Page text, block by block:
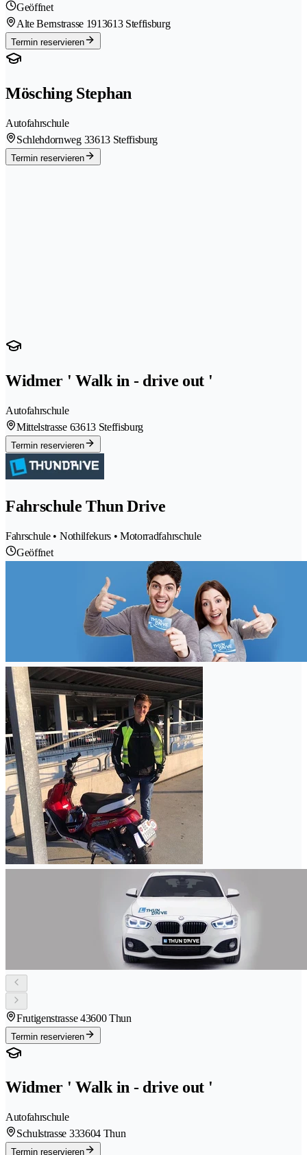
Geöffnet
Alte Bernstrasse 1913613 Steffisburg
Termin reservieren
Mösching Stephan
Autofahrschule
Schlehdornweg 33613 Steffisburg
Termin reservieren
Widmer ' Walk in - drive out '
Autofahrschule
Mittelstrasse 63613 Steffisburg
Termin reservieren
Fahrschule Thun Drive
Fahrschule • Nothilfekurs • Motorradfahrschule
Geöffnet
Frutigenstrasse 43600 Thun
Termin reservieren
Widmer ' Walk in - drive out '
Autofahrschule
Schulstrasse 333604 Thun
Termin reservieren